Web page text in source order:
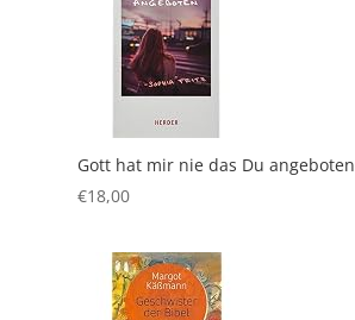
Gott hat mir nie das Du angeboten
€18,00